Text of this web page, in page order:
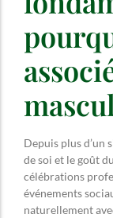
Depuis plus d’un
de soi et le goût
célébrations
événements
naturellement